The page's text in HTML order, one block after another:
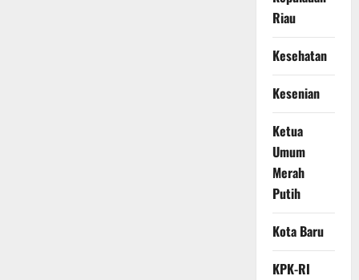
Riau
Kesehatan
Kesenian
Ketua
Umum
Merah
Putih
Kota Baru
KPK-RI